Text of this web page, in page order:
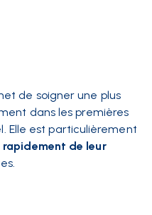
de soigner une plus
dans les premières
Elle est particulièrement
de leur